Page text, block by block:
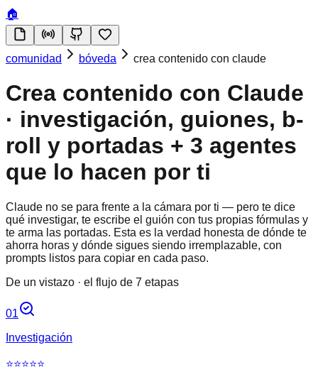
🏠
comunidad bóveda crea contenido con claude
Crea contenido con Claude
· investigación, guiones, b-
roll y portadas + 3 agentes
que lo hacen por ti
Claude no se para frente a la cámara por ti — pero te dice
qué investigar, te escribe el guión con tus propias fórmulas y
te arma las portadas. Esta es la verdad honesta de dónde te
ahorra horas y dónde sigues siendo irremplazable, con
prompts listos para copiar en cada paso.
De un vistazo · el flujo de 7 etapas
01
Investigación
⭐⭐⭐⭐⭐